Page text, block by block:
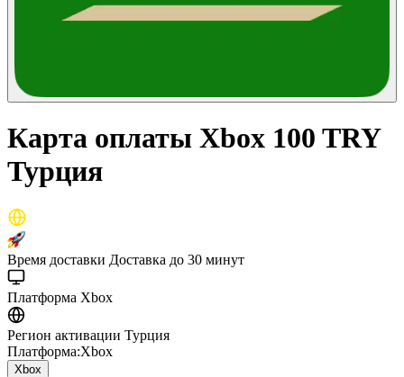
Карта оплаты Xbox 100 TRY
Турция
Время доставки Доставка до 30 минут
Платформа Xbox
Регион активации Турция
Платформа:Xbox
Xbox